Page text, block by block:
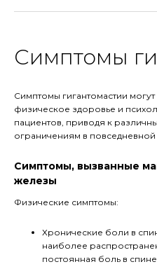
Симптомы
Симптомы гигантомастии
физическое здоровье и
пациентов, приводя к
ограничениям в повседневной
Симптомы, вызванные
железы
Физические симптомы:
Хронические боли в
наиболее
постоянная боль в